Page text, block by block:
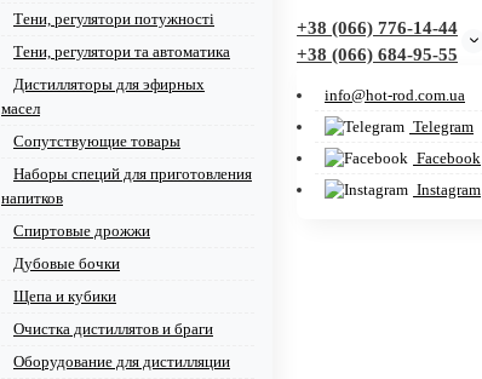
+38 (066) 776-14-44
‭+38 (066) 684-95-55‬
info@hot-rod.com.ua
Telegram
Facebook
Instagram
Тени, регулятори потужності
Тени, регулятори та автоматика
Дистилляторы для эфирных
масел
Сопутствующие товары
Наборы специй для приготовления
напитков
Спиртовые дрожжи
Дубовые бочки
Щепа и кубики
Очистка дистиллятов и браги
Оборудование для дистилляции